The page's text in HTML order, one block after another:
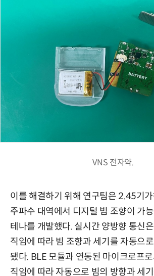
VNS 전자약.
이를 해결하기 위해 연구팀은 2.45기
주파수 대역에서 디지털 빔 조향이 가
테나를 개발했다. 실시간 양방향 통신
직임에 따라 빔 조향과 세기를 자동으
됐다. BLE 모듈과 연동된 마이크로프
직임에 따라 자동으로 빔의 방향과 세